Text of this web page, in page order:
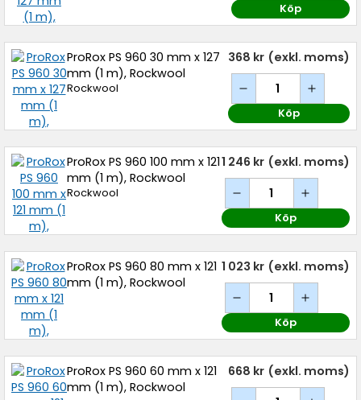
Köp
ProRox PS 960 30 mm x 127
mm (1 m), Rockwool
Rockwool
368 kr (exkl. moms)
Köp
ProRox PS 960 100 mm x 121
mm (1 m), Rockwool
Rockwool
1 246 kr (exkl. moms)
Köp
ProRox PS 960 80 mm x 121
mm (1 m), Rockwool
1 023 kr (exkl. moms)
Köp
ProRox PS 960 60 mm x 121
mm (1 m), Rockwool
668 kr (exkl. moms)